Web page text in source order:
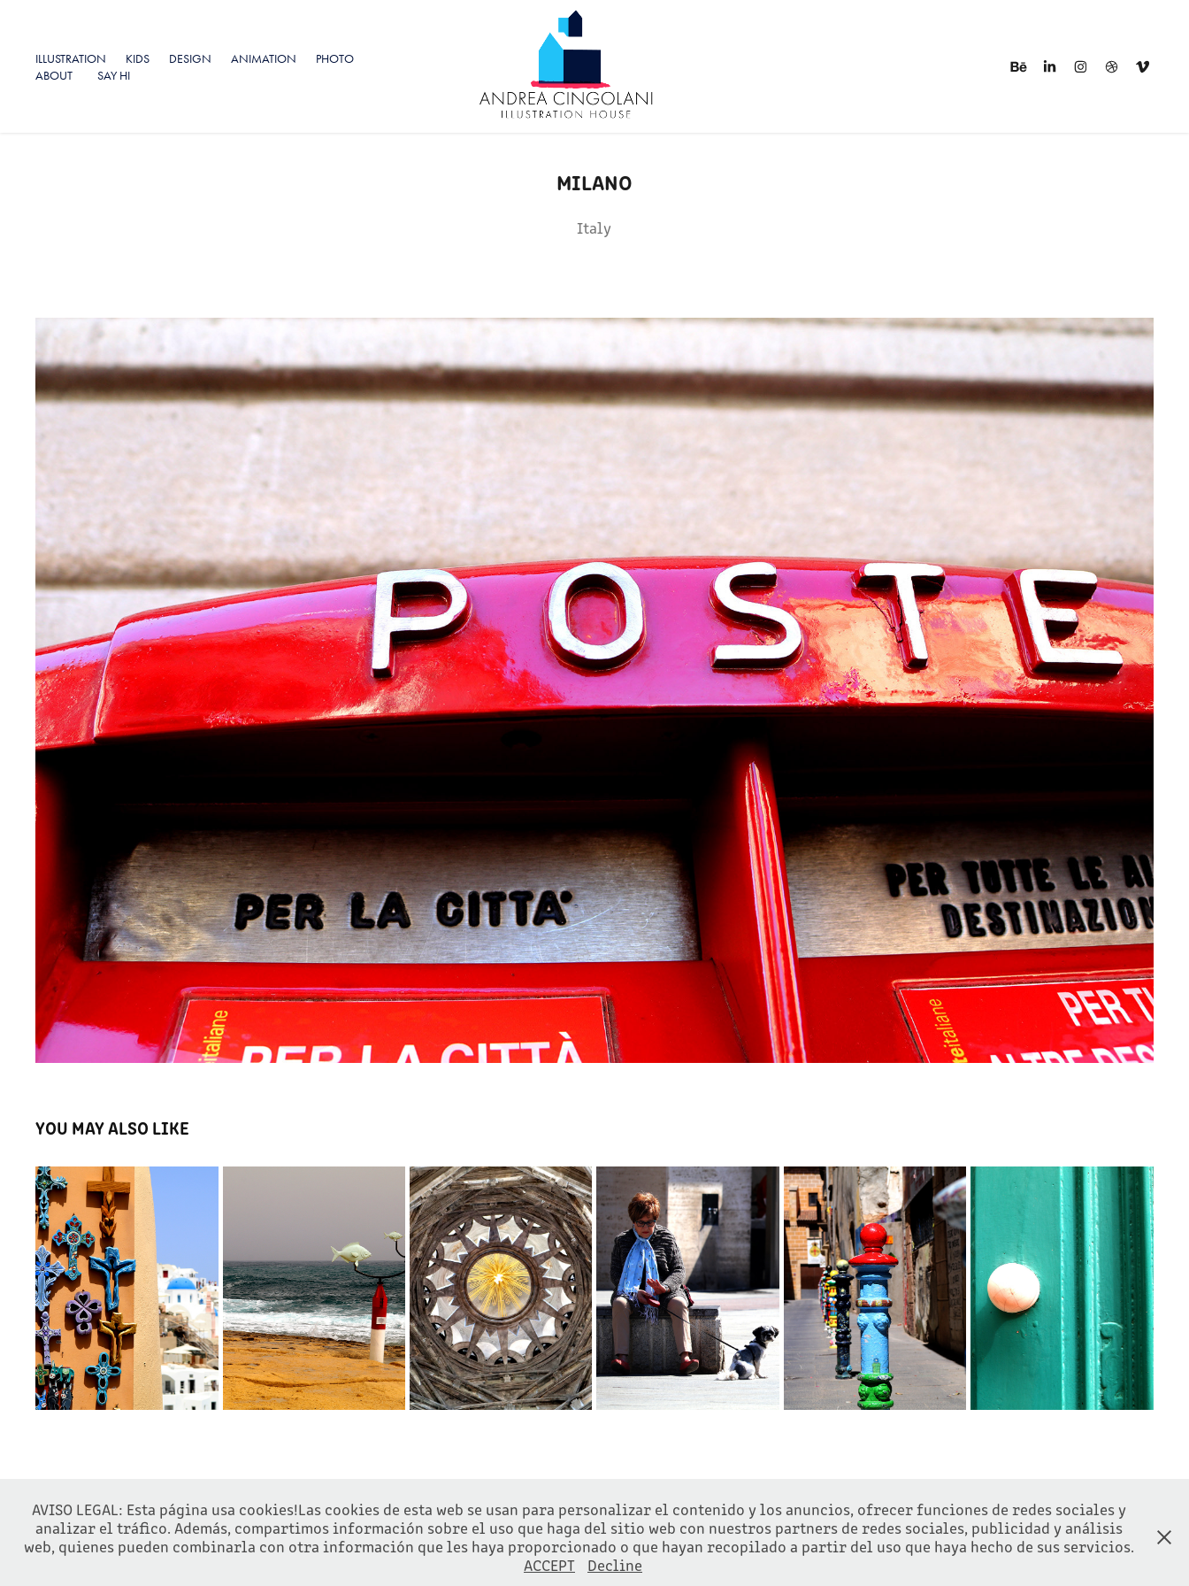
ILLUSTRATION KIDS DESIGN ANIMATION
PHOTO
ABOUT
SAY HI
MILANO
Italy
YOU MAY ALSO LIKE
SANTORINI
2020
VALLETTA
2020
TORINO
2020
STOLEN MOMENTS
2020
TARRAGONA
2020
MYKONOS
2020
AVISO LEGAL: Esta página usa cookies!Las cookies de esta web se usan para personalizar el contenido y los anuncios, ofrecer funciones de redes sociales y
analizar el tráfico. Además, compartimos información sobre el uso que haga del sitio web con nuestros partners de redes sociales, publicidad y análisis
web, quienes pueden combinarla con otra información que les haya proporcionado o que hayan recopilado a partir del uso que haya hecho de sus servicios.
ACCEPT
Decline